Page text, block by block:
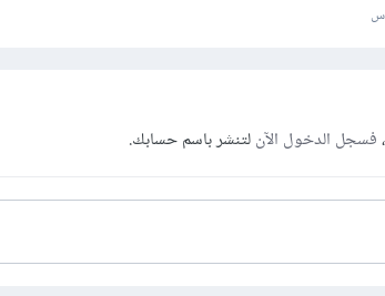
فسجل الدخول الآنلتنشر باسم حسابك.